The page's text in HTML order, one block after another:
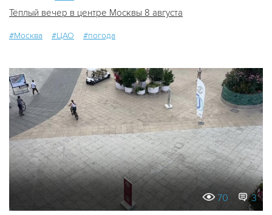
Тёплый вечер в центре Москвы 8 августа
#Москва #ЦАО #погода
70 3